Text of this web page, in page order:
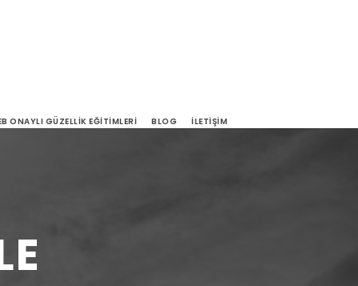
ONAYLI GÜZELLIK EĞITIMLERI BLOG İLETIŞIM